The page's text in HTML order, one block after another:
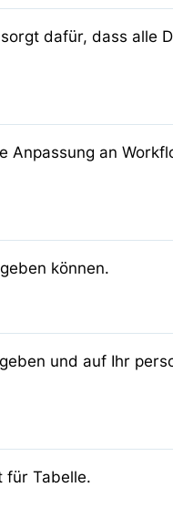
dafür, dass alle
Anpassung an
können.
und auf Ihr
für Tabelle.